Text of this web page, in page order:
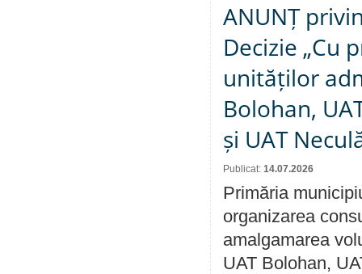
ANUNȚ
Decizie „Cu
unităților
Bolohan,
și UAT
Publicat: 14.07.2026
Primăria
organizarea
amalgamarea
UAT Bolohan,